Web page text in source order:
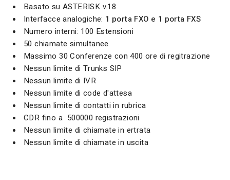
Basato su ASTERISK v.18
Interfacce analogiche: 1 porta FXO e 1 porta FXS
Numero interni: 100 Estensioni
50 chiamate simultanee
Massimo 30 Conferenze con 400 ore di regitrazione
Nessun limite di Trunks SIP
Nessun limite di IVR
Nessun limite di code d'attesa
Nessun limite di contatti in rubrica
CDR fino a 500000 registrazioni
Nessun limite di chiamate in ertrata
Nessun limite di chiamate in uscita